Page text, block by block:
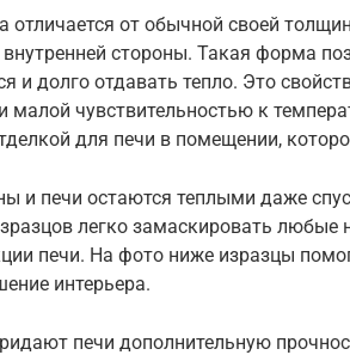
отличается от обычной своей
стороны. Такая форма
и долго отдавать тепло. Это
малой чувствительностью к
для печи в помещении,
и печи остаются теплыми даже
легко замаскировать любые
печи. На фото ниже изразцы
интерьера.
печи дополнительную